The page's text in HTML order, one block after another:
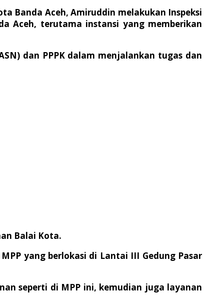
Banda Aceh, Amiruddin melakukan Inspeksi
Aceh, terutama instansi yang memberikan
dan PPPK dalam menjalankan tugas dan
Balai Kota.
yang berlokasi di Lantai III Gedung Pasar
seperti di MPP ini, kemudian juga layanan